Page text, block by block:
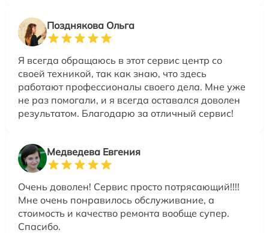
Позднякова Ольга
Я всегда обращаюсь в этот сервис центр со
своей техникой, так как знаю, что здесь
работают профессионалы своего дела. Мне уже
не раз помогали, и я всегда оставался доволен
результатом. Благодарю за отличный сервис!
Медведева Евгения
Очень доволен! Сервис просто потрясающий!!!!
Мне очень понравилось обслуживание, а
стоимость и качество ремонта вообще супер.
Спасибо.